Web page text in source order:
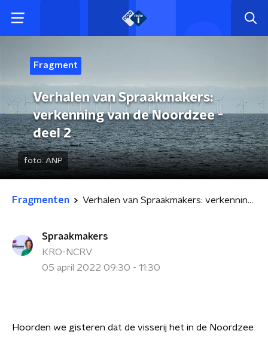
Fragment
Verhalen van Spraakmakers:
verkenning van de Noordzee -
deel 2
foto:ANP
Fragmenten Verhalen van Spraakmakers: verkenning van de Noordzee - deel 2
Spraakmakers
KRO-NCRV
05 april 2022 09:30 - 11:30
Hoorden we gisteren dat de visserij het in de Noordzee